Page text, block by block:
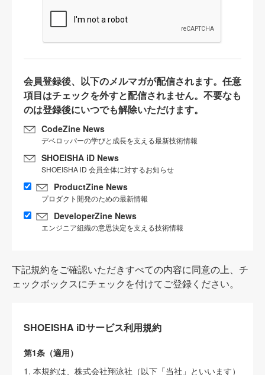
会員登録後、以下のメルマガが配信されます。任意
項目はチェックを外すと配信されません。不要なも
のは登録後にいつでも解除いただけます。
CodeZine News
デベロッパーの学びと成長を支える最新技術情報
SHOEISHA iD News
SHOEISHA iD 会員全体に対するお知らせ
ProductZine News
プロダクト開発のための最新情報
DeveloperZine News
エンジニア組織の意思決定を支える技術情報
下記規約をご確認いただきすべての内容に同意の上、チ
ェックボックスにチェックを付けてご登録ください。
SHOEISHA iDサービス利用規約
第1条（適用）
1. 本規約は、株式会社翔泳社（以下「当社」といいます）